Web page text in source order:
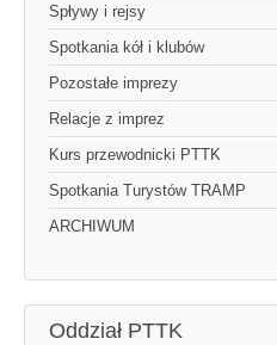
Spływy i rejsy
Spotkania kół i klubów
Pozostałe imprezy
Relacje z imprez
Kurs przewodnicki PTTK
Spotkania Turystów TRAMP
ARCHIWUM
Oddział PTTK